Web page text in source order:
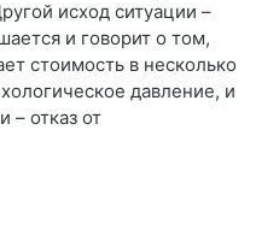
исход ситуации –
и говорит о том,
стоимость в несколько
давление, и
– отказ от